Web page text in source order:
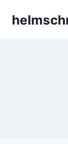
Inhalt